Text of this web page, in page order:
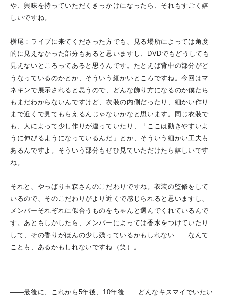
や、興味を持っていただくきっかけになったら、それもすごく嬉
しいですね。
横尾：ライブに来てくださった方でも、見る場所によっては角度
的に見えなかった部分もあると思いますし、DVDでもどうしても
見えないところってあると思うんです。たとえば背中の部分がど
うなっているのかとか、そういう細かいところですね。今回はマ
ネキンで展示されると思うので、どんな飾り方になるのか僕たち
もまだわからないんですけど、衣装の内側だったり、細かい作り
まで近くで見てもらえるんじゃないかなと思います。同じ衣装で
も、人によって少し作りが違っていたり、「ここは動きやすいよ
うに伸びるようになっているんだ」とか、そういう細かい工夫も
あるんですよ。そういう部分もぜひ見ていただけたら嬉しいです
ね。
それと、やっぱり玉森さんのこだわりですね。衣装の監修をして
いるので、そのこだわりがより近くで感じられると思いますし、
メンバーそれぞれに似合うものをちゃんと選んでくれているんで
す。あともしかしたら、メンバーによっては香水をつけていたり
して、その香りがほんの少し残っているかもしれない……なんて
ことも、あるかもしれないですね（笑）。
――最後に、これから5年後、10年後……どんなキスマイでいたい